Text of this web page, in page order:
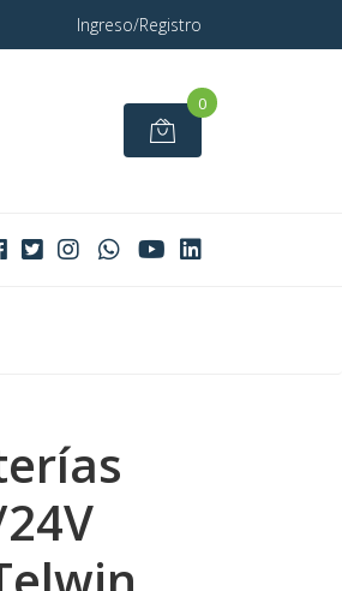
Ingreso/Registro
0